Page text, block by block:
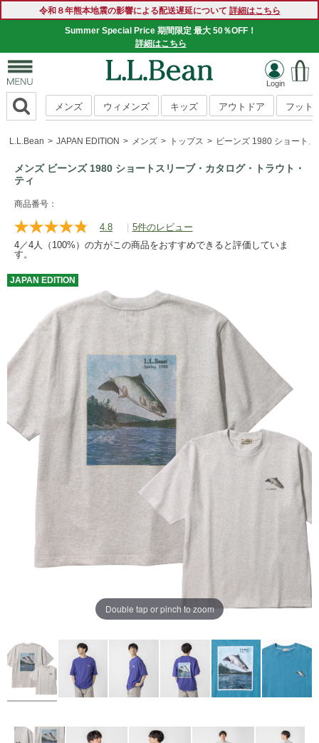
令和８年熊本地震の影響による配送遅延について 詳細はこちら
Summer Special Price 期間限定 最大 50％OFF！
詳細はこちら
メンズ ウィメンズ キッズ アウトドア フット
L.L.Bean JAPAN EDITION メンズ トップス ビーンズ 1980 ショート
メンズ ビーンズ 1980 ショートスリーブ・カタログ・トラウト・
ティ
https://www.llbean.co.jp/mens/tops/tshirts-
short/g/BYX065425.html
商品番号：
4.8
レ
ビ
む.
同
じ
ジ
リ
ン
ク。
| 5件のレビュー
4／4人（100%）の方がこの商品をおすすめできると評価していま
す。
Double tap or pinch to zoom
JAPAN EDITION